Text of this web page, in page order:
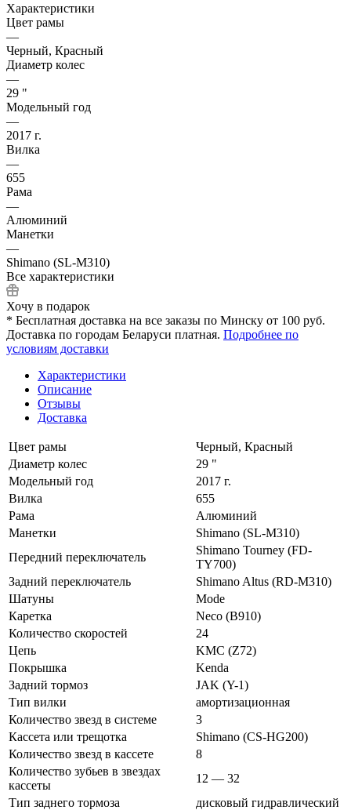
Характеристики
Цвет рамы
—
Черный, Красный
Диаметр колес
—
29 "
Модельный год
—
2017 г.
Вилка
—
655
Рама
—
Алюминий
Манетки
—
Shimano (SL-M310)
Все характеристики
Хочу в подарок
* Бесплатная доставка на все заказы по Минску от 100 руб.
Доставка по городам Беларуси платная. Подробнее по
условиям доставки
Характеристики
Описание
Отзывы
Доставка
Цвет рамы
Черный, Красный
Диаметр колес
29 "
Модельный год
2017 г.
Вилка
655
Рама
Алюминий
Манетки
Shimano (SL-M310)
Передний переключатель
Shimano Tourney (FD-
TY700)
Задний переключатель
Shimano Altus (RD-M310)
Шатуны
Mode
Каретка
Neco (B910)
Количество скоростей
24
Цепь
KMC (Z72)
Покрышка
Kenda
Задний тормоз
JAK (Y-1)
Тип вилки
амортизационная
Количество звезд в системе
3
Кассета или трещотка
Shimano (CS-HG200)
Количество звезд в кассете
8
Количество зубьев в звездах
кассеты
12 — 32
Тип заднего тормоза
дисковый гидравлический